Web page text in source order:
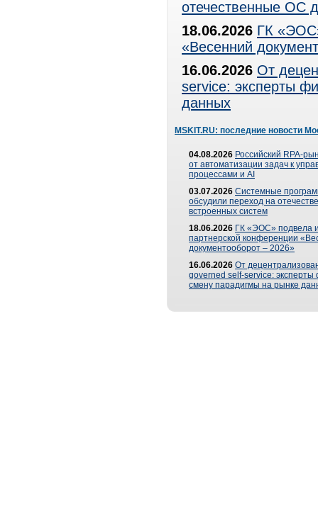
отечественные ОС
18.06.2026 ГК
«Весенний
16.06.2026 От
service: эксперты
данных
MSKIT.RU: последние новости
04.08.2026 Российский RPA-
от автоматизации задач к
процессами и AI
03.07.2026 Системные
обсудили переход на
встроенных систем
18.06.2026 ГК «ЭОС» подвела
партнерской конференции
документооборот – 2026»
16.06.2026 От
governed self-service: эксперты
смену парадигмы на рынке